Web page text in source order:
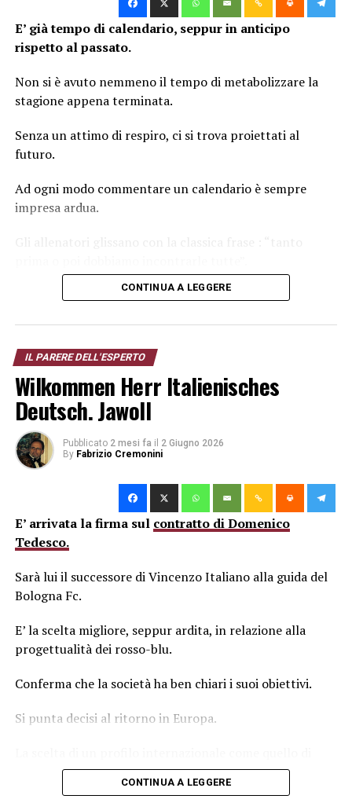
E’ già tempo di calendario, seppur in anticipo
rispetto al passato.
Non si è avuto nemmeno il tempo di metabolizzare la
stagione appena terminata.
Senza un attimo di respiro, ci si trova proiettati al
futuro.
Ad ogni modo commentare un calendario è sempre
impresa ardua.
Più significativo il commentodell’AD rosso-blu Claudio
Il cambio di guida tecnica potrebbe richiedere tempo
per ingranare.
Corretta osservazione, dettata anche da un sorteggio
iniziale non troppo benevolo.
Quasi a protezione di possibili criticità.
Tre delle prime quattro partite non sono agevolissime,
seppur tutte con squadre con nuovi allenatori.
Come il Bologna d’altronde.
Lazio, Atalanta e Napoli, inframmezzate dal Sassuolo.
E non farsi prendere dalla sconforto, qualora la
tutte.
al rientro in serie A.
CONTINUA A LEGGERE
IL PARERE DELL'ESPERTO
Wilkommen Herr Italienisches
Deutsch. Jawoll
Pubblicato 2 mesi fa il 2 Giugno 2026
By Fabrizio Cremonini
E’ arrivata la firma sul contratto di Domenico
Tedesco.
Sarà lui il successore di Vincenzo Italiano alla guida del
Bologna Fc.
E’ la scelta migliore, seppur ardita, in relazione alla
progettualità dei rosso-blu.
Conferma che la società ha ben chiari i suoi obiettivi.
Si punta decisi al ritorno in Europa.
Tedesco ne è la conferma.
CONTINUA A LEGGERE